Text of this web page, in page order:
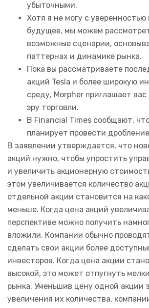
убыточными.
Хотя я не могу с уверенностью
будущее, мы можем
возможные сценарии,
паттернах и динамике рынка.
Пока вы рассматриваете
акций Tesla и более широкую
среду, Morpher приглашает
эру торговли.
В Financial Times сообщают,
планирует провести
В заявлении утверждается, что
акций нужно, чтобы упростить
и увеличить акционерную
этом увеличивается количество
отдельной акции становится на
меньше. Когда цена акций
перспективе можно получить
вложили. Компании обычно
сделать свои акции более
инвесторов. Когда цена акции
высокой, это может отпугнуть
рынка. Уменьшив цену одной акции
увеличения их количества,